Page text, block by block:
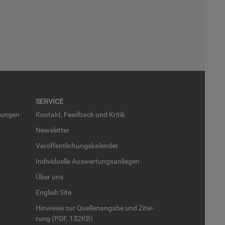
SER­VICE
Kon­takt, Feed­back und Kri­tik
News­let­ter
Ver­öf­fent­li­chungs­ka­len­der
In­di­vi­du­el­le Aus­wer­tungs­an­lie­gen
Über uns
English Site
Hin­wei­se zur Quel­len­an­ga­be und Zi­tie­
rung (PDF, 132KB)